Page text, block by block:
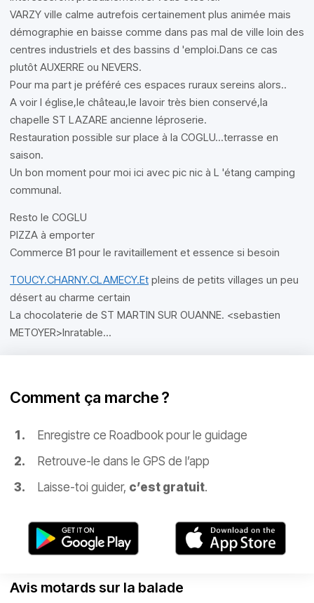
VARZY ville calme autrefois certainement plus animée mais
démographie en baisse comme dans pas mal de ville loin des
centres industriels et des bassins d 'emploi.Dans ce cas
plutôt AUXERRE ou NEVERS.
Pour ma part je préféré ces espaces ruraux sereins alors..
A voir l église,le château,le lavoir très bien conservé,la
chapelle ST LAZARE ancienne léproserie.
Restauration possible sur place à la COGLU...terrasse en
saison.
Un bon moment pour moi ici avec pic nic à L 'étang camping
communal.
Resto le COGLU
PIZZA à emporter
Commerce B1 pour le ravitaillement et essence si besoin
TOUCY.CHARNY.CLAMECY.Et pleins de petits villages un peu
désert au charme certain
La chocolaterie de ST MARTIN SUR OUANNE. <sebastien
METOYER>Inratable...
Comment ça marche ?
Enregistre ce Roadbook pour le guidage
Retrouve-le dans le GPS de l’app
Laisse-toi guider, c’est gratuit.
Avis motards sur la balade